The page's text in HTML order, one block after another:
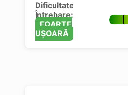
Dificultate
Întrebare:
FOARTE
UȘOARĂ